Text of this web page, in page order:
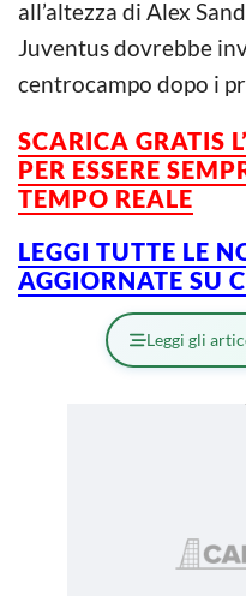
all’altezza di Alex
Juventus dovrebbe
centrocampo dopo i
SCARICA GRATIS L’
PER ESSERE
TEMPO REALE
LEGGI TUTTE LE
AGGIORNATE SU
Leggi gli